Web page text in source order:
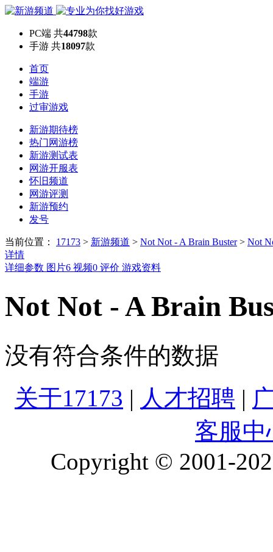
PC端 共44798款
手游 共18097款
首页
端游
手游
过审游戏
新游期待榜
热门网游榜
新游测试表
网游开服表
怀旧频道
网游评测
新游预约
发号
当前位置： 17173 > 新游频道 > Not Not - A Brain Buster> Not
详情
详细参数 图片6 视频0 评价 游戏资料
Not Not - A Brain
没有符合条件的数据
关于17173 | 人才招聘 |
客服中
Copyright © 2001-